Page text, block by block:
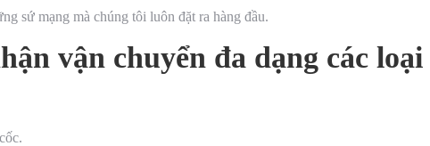
sứ mạng mà chúng tôi luôn đặt ra hàng đầu.
vận chuyển đa dạng các